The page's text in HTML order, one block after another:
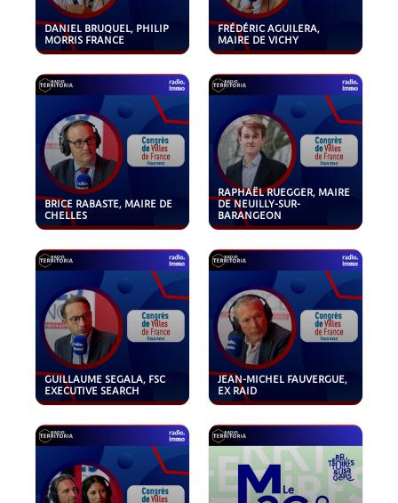
DANIEL BRUQUEL, PHILIP
MORRIS FRANCE
FRÉDÉRIC AGUILERA,
MAIRE DE VICHY
BRICE RABASTE, MAIRE DE
CHELLES
RAPHAËL RUEGGER, MAIRE
DE NEUILLY-SUR-
BARANGEON
GUILLAUME SEGALA, FSC
EXECUTIVE SEARCH
JEAN-MICHEL FAUVERGUE,
EX RAID